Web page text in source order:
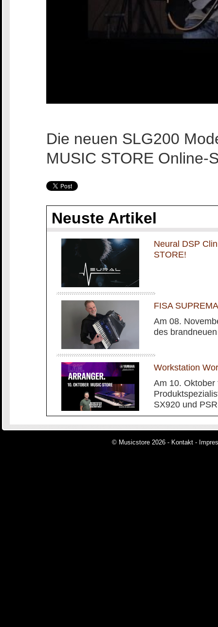
Die neuen SLG200
MUSIC STORE Online-
Neuste Artikel
Neural DSP
STORE!
FISA
Am 08.
des
Workstation
Am 10.
SX920 und
© Musicstore 2026 - Kontakt -